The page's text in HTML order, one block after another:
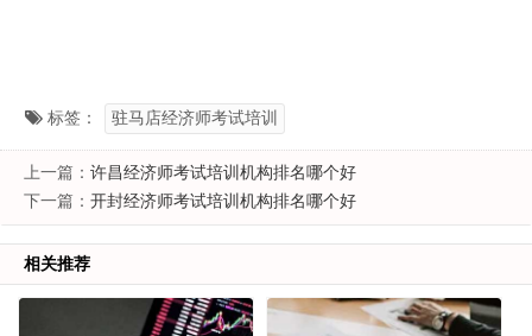
标签： 驻马店经济师考试培训
上一篇： 许昌经济师考试培训机构排名哪个好
下一篇： 开封经济师考试培训机构排名哪个好
相关推荐